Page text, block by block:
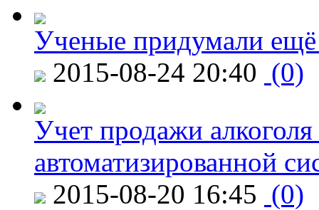
Ученые придумали ещё
2015-08-24 20:40 (0)
Учет продажи
автоматизированной
2015-08-20 16:45 (0)